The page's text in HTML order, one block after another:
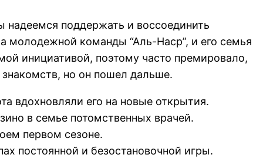
надеемся поддержать и воссоединить
команды “Аль-Наср”, и его семья
инициативой, поэтому часто премировало,
но он пошел дальше.
вдохновляли его на новые открытия.
в семье потомственных врачей.
первом сезоне.
постоянной и безостановочной игры.